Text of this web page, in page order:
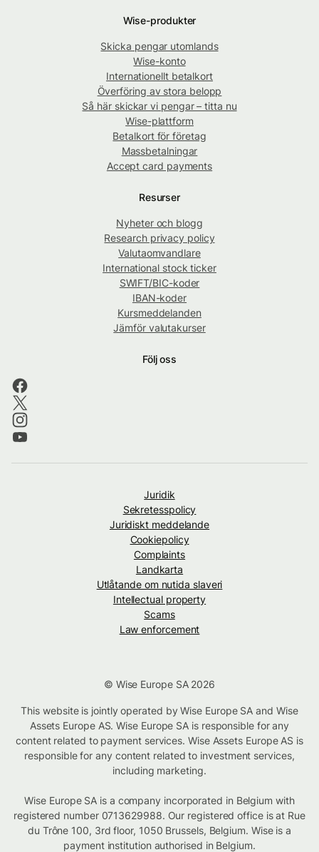
Wise-produkter
Skicka pengar utomlands
Wise-konto
Internationellt betalkort
Överföring av stora belopp
Så här skickar vi pengar – titta nu
Wise-plattform
Betalkort för företag
Massbetalningar
Accept card payments
Resurser
Nyheter och blogg
Research privacy policy
Valutaomvandlare
International stock ticker
SWIFT/BIC-koder
IBAN-koder
Kursmeddelanden
Jämför valutakurser
Följ oss
Juridik
Sekretesspolicy
Juridiskt meddelande
Cookiepolicy
Complaints
Landkarta
Utlåtande om nutida slaveri
Intellectual property
Scams
Law enforcement
© Wise Europe SA 2026
This website is jointly operated by Wise Europe SA and Wise
Assets Europe AS. Wise Europe SA is responsible for any
content related to payment services. Wise Assets Europe AS is
responsible for any content related to investment services,
including marketing.
Wise Europe SA is a company incorporated in Belgium with
registered number 0713629988. Our registered office is at Rue
du Trône 100, 3rd floor, 1050 Brussels, Belgium. Wise is a
payment institution authorised in Belgium.